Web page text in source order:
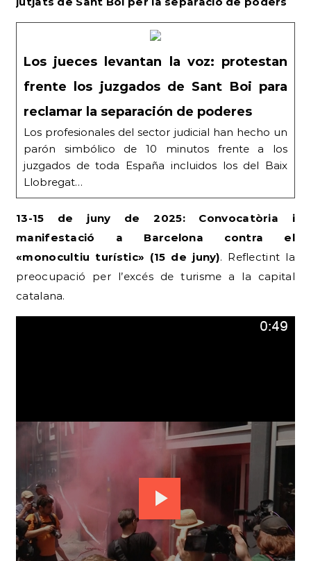
Los jueces levantan la voz: protestan
frente los juzgados de Sant Boi para
reclamar la separación de poderes
Los profesionales del sector judicial han hecho un
parón simbólico de 10 minutos frente a los
juzgados de toda España incluidos los del Baix
Llobregat…
13-15 de juny de 2025: Convocatòria i
manifestació a Barcelona contra el
«monocultiu turístic» (15 de juny). Reflectint la
preocupació per l’excés de turisme a la capital
catalana.